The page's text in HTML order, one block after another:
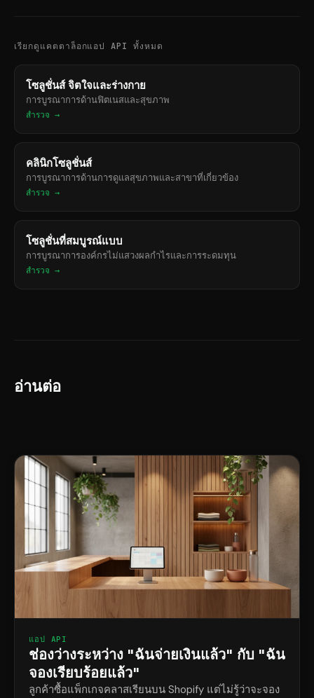
เรียกดูแคตตาล็อกแอป API ทั้งหมด
โซลูชั่นส์ จิตใจและร่างกาย
การบูรณาการด้านฟิตเนสและสุขภาพ
สำรวจ →
คลินิกโซลูชั่นส์
การบูรณาการด้านการดูแลสุขภาพและสาขาที่เกี่ยวข้อง
สำรวจ →
โซลูชั่นที่สมบูรณ์แบบ
การบูรณาการองค์กรไม่แสวงผลกำไรและการระดมทุน
สำรวจ →
อ่านต่อ
แอป API
ช่องว่างระหว่าง "ฉันจ่ายเงินแล้ว" กับ "ฉัน
จองเรียบร้อยแล้ว"
ลูกค้าซื้อแพ็กเกจคลาสเรียนบน Shopify แต่ไม่รู้ว่าจะจอง